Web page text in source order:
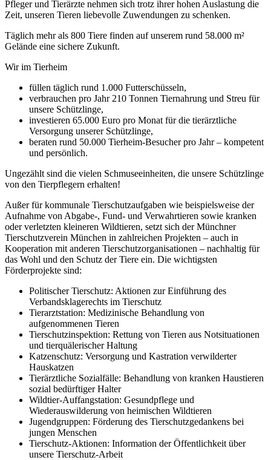
Pfleger und Tierärzte nehmen sich trotz ihrer hohen Auslastung die
Zeit, unseren Tieren liebevolle Zuwendungen zu schenken.
Täglich mehr als 800 Tiere finden auf unserem rund 58.000 m²
Gelände eine sichere Zukunft.
Wir im Tierheim
füllen täglich rund 1.000 Futterschüsseln,
verbrauchen pro Jahr 210 Tonnen Tiernahrung und Streu für
unsere Schützlinge,
investieren 65.000 Euro pro Monat für die tierärztliche
Versorgung unserer Schützlinge,
beraten rund 50.000 Tierheim-Besucher pro Jahr – kompetent
und persönlich.
Ungezählt sind die vielen Schmuseeinheiten, die unsere Schützlinge
von den Tierpflegern erhalten!
Außer für kommunale Tierschutzaufgaben wie beispielsweise der
Aufnahme von Abgabe-, Fund- und Verwahrtieren sowie kranken
oder verletzten kleineren Wildtieren, setzt sich der Münchner
Tierschutzverein München in zahlreichen Projekten – auch in
Kooperation mit anderen Tierschutzorganisationen – nachhaltig für
das Wohl und den Schutz der Tiere ein. Die wichtigsten
Förderprojekte sind:
Politischer Tierschutz: Aktionen zur Einführung des
Verbandsklagerechts im Tierschutz
Tierarztstation: Medizinische Behandlung von
aufgenommenen Tieren
Tierschutzinspektion: Rettung von Tieren aus Notsituationen
und tierquälerischer Haltung
Katzenschutz: Versorgung und Kastration verwilderter
Hauskatzen
Tierärztliche Sozialfälle: Behandlung von kranken Haustieren
sozial bedürftiger Halter
Wildtier-Auffangstation: Gesundpflege und
Wiederauswilderung von heimischen Wildtieren
Jugendgruppen: Förderung des Tierschutzgedankens bei
jungen Menschen
Tierschutz-Aktionen: Information der Öffentlichkeit über
unsere Tierschutz-Arbeit